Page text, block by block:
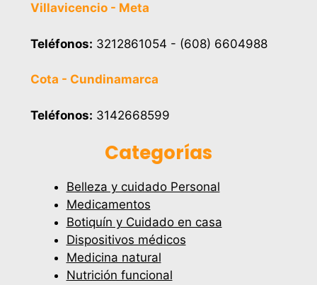
Villavicencio - Meta
Teléfonos: 3212861054 - (608) 6604988
Cota - Cundinamarca
Teléfonos: 3142668599
Categorías
Belleza y cuidado Personal
Medicamentos
Botiquín y Cuidado en casa
Dispositivos médicos
Medicina natural
Nutrición funcional